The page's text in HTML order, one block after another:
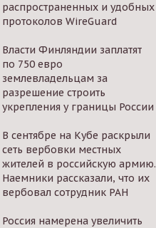
распространенных и удобных
протоколов WireGuard
Власти Финляндии заплатят
по 750 евро
землевладельцам за
разрешение строить
укрепления у границы России
В сентябре на Кубе раскрыли
сеть вербовки местных
жителей в российскую армию.
Наемники рассказали, что их
вербовал сотрудник РАН
Россия намерена увеличить